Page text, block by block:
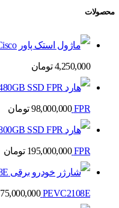
محصولات
4,250,000 تومان
FPR
98,000,000 تومان
FPR
195,000,000 تومان
PEVC2108E
75,000,000